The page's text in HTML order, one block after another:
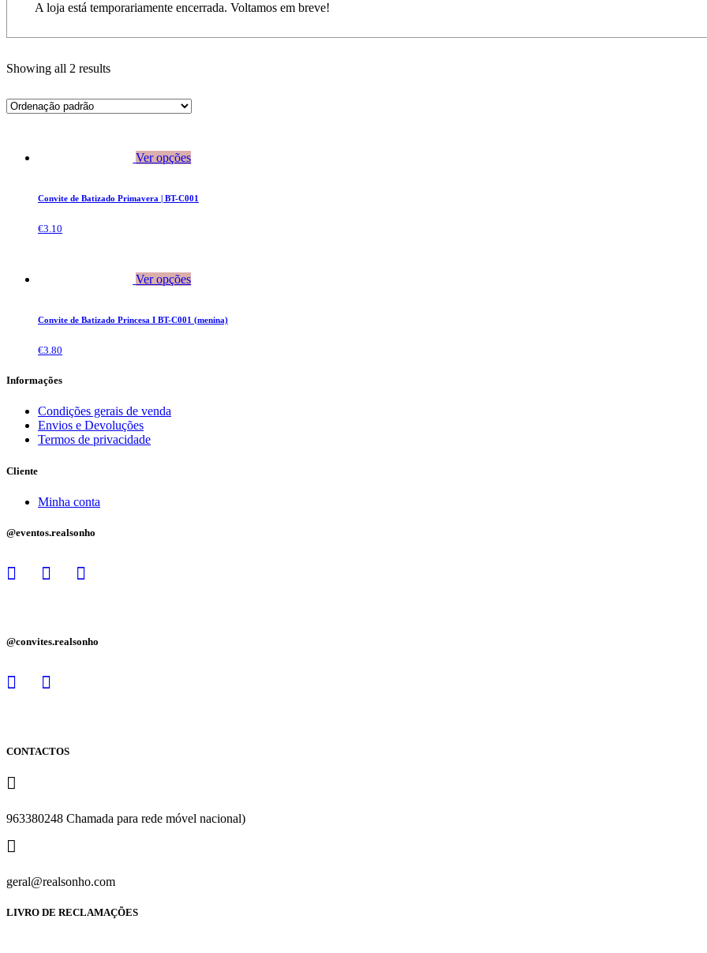
A loja está temporariamente encerrada. Voltamos em breve!
Showing all 2 results
Ver opções
Convite de Batizado Primavera | BT-C001
€3.10
Ver opções
Convite de Batizado Princesa I BT-C001 (menina)
€3.80
Informações
Condições gerais de venda
Envios e Devoluções
Termos de privacidade
Cliente
Minha conta
@eventos.realsonho
@convites.realsonho
CONTACTOS
963380248 Chamada para rede móvel nacional)
geral@realsonho.com
LIVRO DE RECLAMAÇÕES